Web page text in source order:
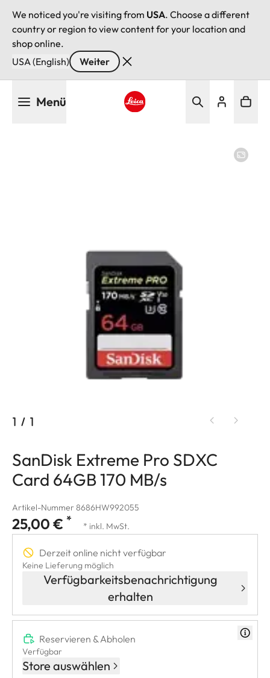
We noticed you're visiting from USA. Choose a different
country or region to view content for your location and
shop online.
USA (English)
Weiter
Menü
1 / 1
SanDisk Extreme Pro SDXC
Card 64GB 170 MB/s
Artikel-Nummer 8686HW992055
25,00 € * * inkl. MwSt.
Derzeit online nicht verfügbar
Keine Lieferung möglich
Verfügbarkeitsbenachrichtigung
erhalten
Reservieren & Abholen
Verfügbar
Store auswählen